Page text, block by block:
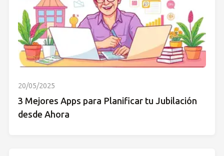
20/05/2025
3 Mejores Apps para Planificar tu Jubilación
desde Ahora